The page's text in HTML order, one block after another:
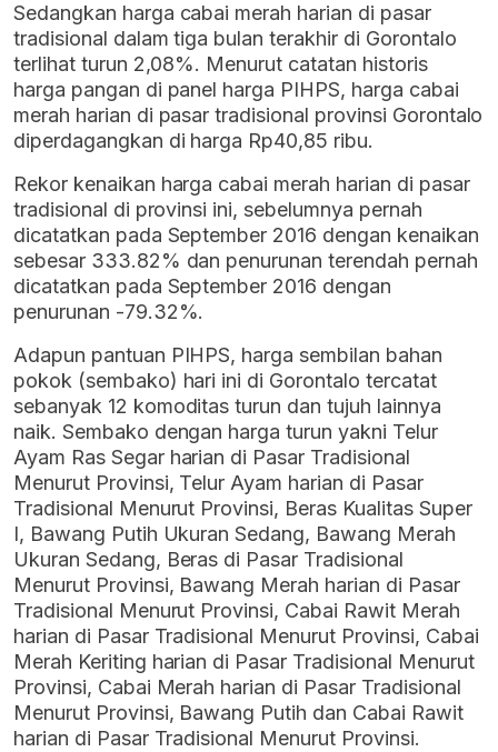
Sedangkan harga cabai merah harian di pasar
tradisional dalam tiga bulan terakhir di Gorontalo
terlihat turun 2,08%. Menurut catatan historis
harga pangan di panel harga PIHPS, harga cabai
merah harian di pasar tradisional provinsi Gorontalo
diperdagangkan di harga Rp40,85 ribu.
Rekor kenaikan harga cabai merah harian di pasar
tradisional di provinsi ini, sebelumnya pernah
dicatatkan pada September 2016 dengan kenaikan
sebesar 333.82% dan penurunan terendah pernah
dicatatkan pada September 2016 dengan
penurunan -79.32%.
Adapun pantuan PIHPS, harga sembilan bahan
pokok (sembako) hari ini di Gorontalo tercatat
sebanyak 12 komoditas turun dan tujuh lainnya
naik. Sembako dengan harga turun yakni Telur
Ayam Ras Segar harian di Pasar Tradisional
Menurut Provinsi, Telur Ayam harian di Pasar
Tradisional Menurut Provinsi, Beras Kualitas Super
I, Bawang Putih Ukuran Sedang, Bawang Merah
Ukuran Sedang, Beras di Pasar Tradisional
Menurut Provinsi, Bawang Merah harian di Pasar
Tradisional Menurut Provinsi, Cabai Rawit Merah
harian di Pasar Tradisional Menurut Provinsi, Cabai
Merah Keriting harian di Pasar Tradisional Menurut
Provinsi, Cabai Merah harian di Pasar Tradisional
Menurut Provinsi, Bawang Putih dan Cabai Rawit
harian di Pasar Tradisional Menurut Provinsi.